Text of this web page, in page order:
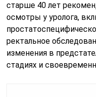
старше 40 лет
осмотры у уролога,
ректальное
изменения в
стадиях и